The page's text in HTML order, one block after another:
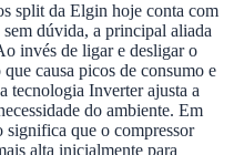
split da Elgin hoje conta com
sem dúvida, a principal aliada
invés de ligar e desligar o
causa picos de consumo e
tecnologia Inverter ajusta a
do ambiente. Em
significa que o compressor
alta inicialmente para